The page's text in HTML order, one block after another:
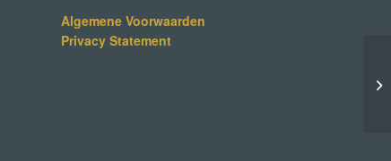
Algemene Voorwaarden
Privacy Statement